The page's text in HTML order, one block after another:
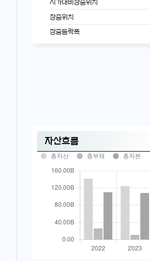
시가대비장중위치
장중위치
장중등락폭
자산흐름
총자산 총부채 총자본